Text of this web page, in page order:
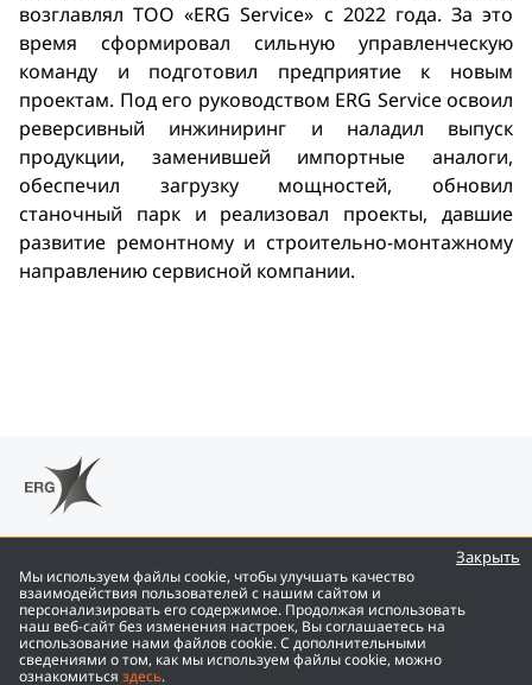
Мы используем файлы cookie, чтобы улучшать качество
взаимодействия пользователей с нашим сайтом и
персонализировать его содержимое. Продолжая использовать
наш веб-сайт без изменения настроек, Вы соглашаетесь на
использование нами файлов cookie. С дополнительными
сведениями о том, как мы используем файлы cookie, можно
ознакомиться здесь.
Закрыть
возглавлял ТОО «ERG Service» c 2022 года. За это
время сформировал сильную управленческую
команду и подготовил предприятие к новым
проектам. Под его руководством ERG Service освоил
реверсивный инжиниринг и наладил выпуск
продукции, заменившей импортные аналоги,
обеспечил загрузку мощностей, обновил
станочный парк и реализовал проекты, давшие
развитие ремонтному и строительно-монтажному
направлению сервисной компании.
ENG
©2026Eurasian Resources Group